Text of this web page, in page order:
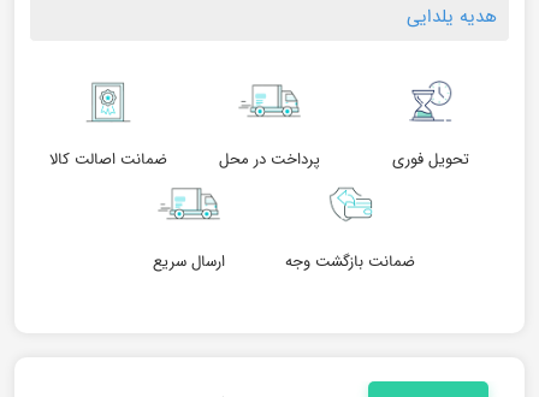
هدیه یلدایی
تحویل فوری پرداخت در محل ضمانت اصالت کالا
ضمانت بازگشت وجه ارسال سریع